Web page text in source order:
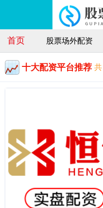
首页 股票场外配资
十大配资平台推荐 共